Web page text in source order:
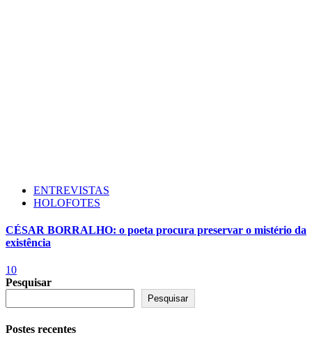
ENTREVISTAS
HOLOFOTES
CÉSAR BORRALHO: o poeta procura preservar o mistério da
existência
10
Pesquisar
Pesquisar
Postes recentes